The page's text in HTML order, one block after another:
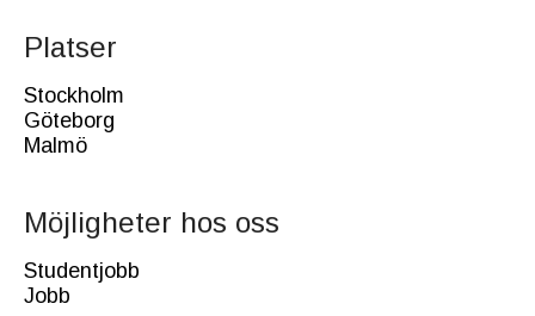
Platser
Stockholm
Göteborg
Malmö
Möjligheter hos oss
Studentjobb
Jobb